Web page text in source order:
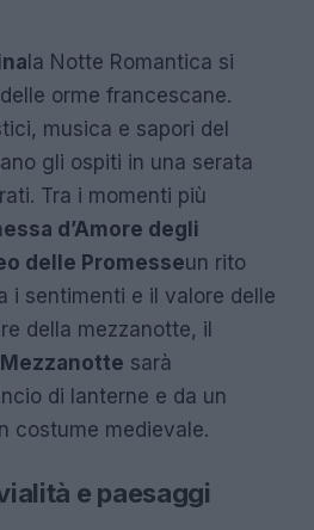
la Notte Romantica si
orme francescane.
musica e sapori del
gli ospiti in una serata
Tra i momenti più
d’Amore degli
delle Promesseun rito
i sentimenti e il valore delle
della mezzanotte, il
Mezzanotte sarà
di lanterne e da un
costume medievale.
e paesaggi